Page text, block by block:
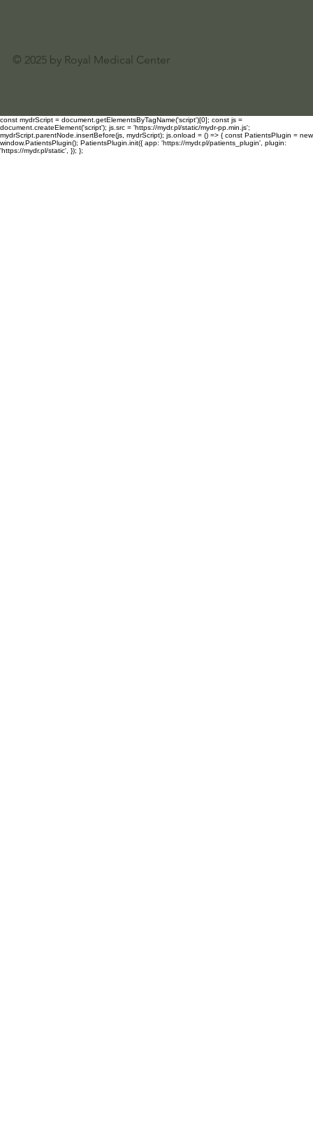
© 2025 by Royal Medical Center
const mydrScript = document.getElementsByTagName('script')[0]; const js =
document.createElement('script'); js.src = 'https://mydr.pl/static/mydr-pp.min.js';
mydrScript.parentNode.insertBefore(js, mydrScript); js.onload = () => { const PatientsPlugin = new
window.PatientsPlugin(); PatientsPlugin.init({ app: 'https://mydr.pl/patients_plugin', plugin:
'https://mydr.pl/static', }); };